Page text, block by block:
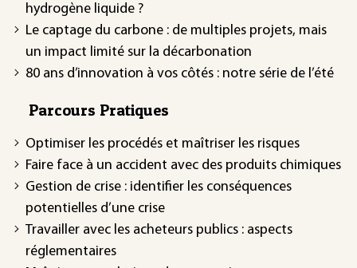
hydrogène liquide ?
Le captage du carbone : de multiples projets, mais
un impact limité sur la décarbonation
80 ans d’innovation à vos côtés : notre série de l’été
Parcours Pratiques
Optimiser les procédés et maîtriser les risques
Faire face à un accident avec des produits chimiques
Gestion de crise : identifier les conséquences
potentielles d’une crise
Travailler avec les acheteurs publics : aspects
réglementaires